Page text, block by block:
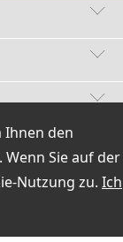
Ihnen den
Sie auf der
Nutzung zu. Ich
Impressum